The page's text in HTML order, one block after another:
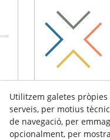
Utilitzem galetes
serveis, per motius
de navegació, per
opcionalment, per